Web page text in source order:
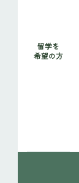
留学を
希望の方